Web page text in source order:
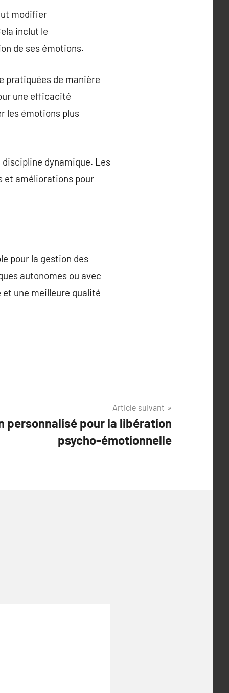
modifier
inclut le
de ses émotions.
pratiquées de manière
une efficacité
les émotions plus
dynamique. Les
et améliorations pour
pour la gestion des
autonomes ou avec
et une meilleure qualité
Article suivant
personnalisé pour la libération
psycho-émotionnelle